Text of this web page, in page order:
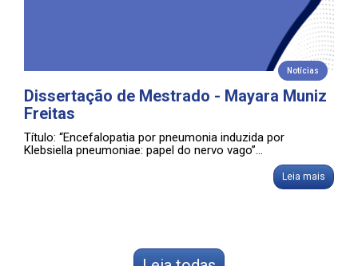
Notícias
Dissertação de Mestrado - Mayara Muniz
Freitas
Título: “Encefalopatia por pneumonia induzida por
Klebsiella pneumoniae: papel do nervo vago”...
Leia mais